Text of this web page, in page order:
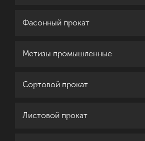
Фасонный прокат
Метизы промышленные
Сортовой прокат
Листовой прокат